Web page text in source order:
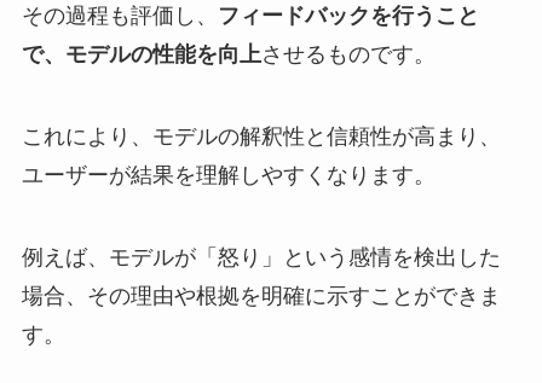
その過程も評価し、
フィードバックを行うこと
で、モデルの性能を向上させるものです。​
これにより、モデルの解釈性と信頼性が高まり、
ユーザーが結果を理解しやすくなります。
​例えば、モデルが「怒り」という感情を検出した
場合、その理由や根拠を明確に示すことができま
す。​